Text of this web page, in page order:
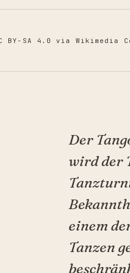
SA 4.0 via Wikimedia
Der
wird der
einem
Tanzen